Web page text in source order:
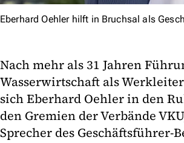
Eberhard Oehler hilft in Bruchsal als
Nach mehr als 31 Jahren
Wasserwirtschaft als
sich Eberhard Oehler in den
den Gremien der Verbände
Sprecher des Geschäftsführer-